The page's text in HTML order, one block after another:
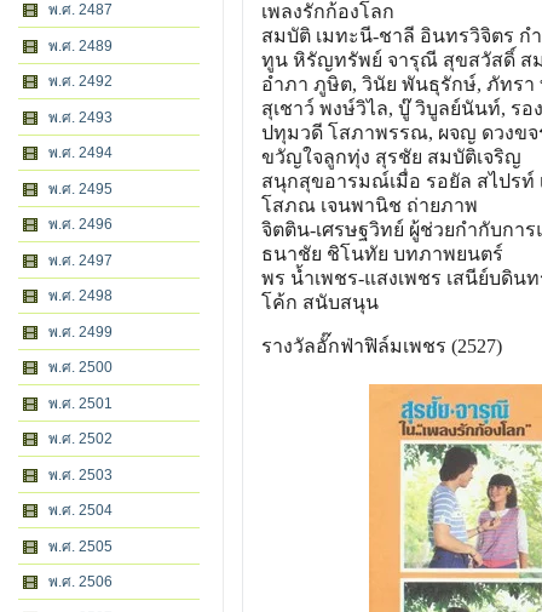
พ.ศ. 2487
พ.ศ. 2489
พ.ศ. 2492
พ.ศ. 2493
พ.ศ. 2494
พ.ศ. 2495
พ.ศ. 2496
พ.ศ. 2497
พ.ศ. 2498
พ.ศ. 2499
พ.ศ. 2500
พ.ศ. 2501
พ.ศ. 2502
พ.ศ. 2503
พ.ศ. 2504
พ.ศ. 2505
พ.ศ. 2506
เพลงรักก้องโลก
สมบัติ เมทะนี-ชาลี อินทรวิจิตร ก
ทูน หิรัญทรัพย์ จารุณี สุขสวัสดิ์ ส
อำภา ภูษิต, วินัย พันธุรักษ์, ภัทรา
สุเชาว์ พงษ์วิไล, บู๊ วิบูลย์นันท์, รอ
ปทุมวดี โสภาพรรณ, ผจญ ดวงข
ขวัญใจลูกทุ่ง สุรชัย สมบัติเจริญ
สนุกสุขอารมณ์เมื่อ รอยัล สไปรท์
โสภณ เจนพานิช ถ่ายภาพ
จิตติน-เศรษฐวิทย์ ผู้ช่วยกำกับการ
ธนาชัย ชิโนทัย บทภาพยนตร์
พร น้ำเพชร-แสงเพชร เสนีย์บดิน
โค้ก สนับสนุน
รางวัลอั๊กฟ่าฟิล์มเพชร (2527)